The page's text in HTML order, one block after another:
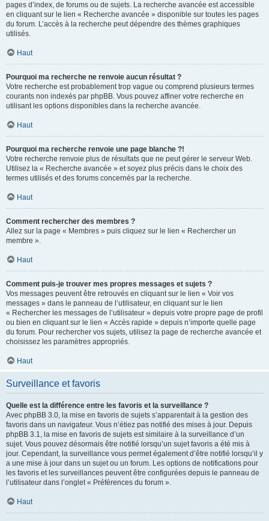
pages d’index, de forums ou de sujets. La recherche avancée est accessible
en cliquant sur le lien « Recherche avancée » disponible sur toutes les pages
du forum. L’accès à la recherche peut dépendre des thèmes graphiques
utilisés.
Haut
Pourquoi ma recherche ne renvoie aucun résultat ?
Votre recherche est probablement trop vague ou comprend plusieurs termes
courants non indexés par phpBB. Vous pouvez affiner votre recherche en
utilisant les options disponibles dans la recherche avancée.
Haut
Pourquoi ma recherche renvoie une page blanche ?!
Votre recherche renvoie plus de résultats que ne peut gérer le serveur Web.
Utilisez la « Recherche avancée » et soyez plus précis dans le choix des
termes utilisés et des forums concernés par la recherche.
Haut
Comment rechercher des membres ?
Allez sur la page « Membres » puis cliquez sur le lien « Rechercher un
membre ».
Haut
Comment puis-je trouver mes propres messages et sujets ?
Vos messages peuvent être retrouvés en cliquant sur le lien « Voir vos
messages » dans le panneau de l’utilisateur, en cliquant sur le lien
« Rechercher les messages de l’utilisateur » depuis votre propre page de profil
ou bien en cliquant sur le lien « Accès rapide » depuis n’importe quelle page
du forum. Pour rechercher vos sujets, utilisez la page de recherche avancée et
choisissez les paramètres appropriés.
Haut
Surveillance et favoris
Quelle est la différence entre les favoris et la surveillance ?
Avec phpBB 3.0, la mise en favoris de sujets s’apparentait à la gestion des
favoris dans un navigateur. Vous n’étiez pas notifié des mises à jour. Depuis
phpBB 3.1, la mise en favoris de sujets est similaire à la surveillance d’un
sujet. Vous pouvez désormais être notifié lorsqu’un sujet favoris a été mis à
jour. Cependant, la surveillance vous permet également d’être notifié lorsqu’il y
a une mise à jour dans un sujet ou un forum. Les options de notifications pour
les favoris et les surveillances peuvent être configurées depuis le panneau de
l’utilisateur dans l’onglet « Préférences du forum ».
Haut